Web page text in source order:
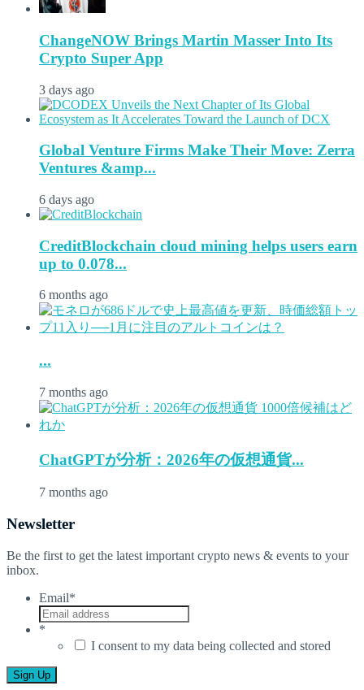
ChangeNOW Brings Martin Masser Into Its
Crypto Super App
3 days ago
Global Venture Firms Make Their Move: Zerra
Ventures &amp...
6 days ago
CreditBlockchain cloud mining helps users earn
up to 0.078...
6 months ago
...
7 months ago
ChatGPTが分析：2026年の仮想通貨...
7 months ago
Newsletter
Be the first to get the latest important crypto news & events to your
inbox.
Email*
*
I consent to my data being collected and stored